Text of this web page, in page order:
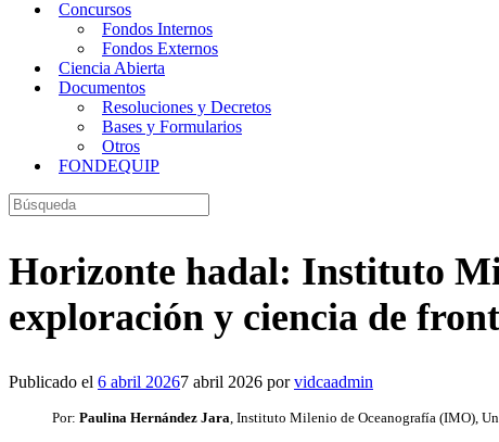
Concursos
Fondos Internos
Fondos Externos
Ciencia Abierta
Documentos
Resoluciones y Decretos
Bases y Formularios
Otros
FONDEQUIP
Buscar:
Horizonte hadal: Instituto
exploración y ciencia de
Publicado el 6 abril 20267 abril 2026 porvidcaadmin
Por: Paulina Hernández Jara , Instituto Milenio de Oceanografía (IMO),